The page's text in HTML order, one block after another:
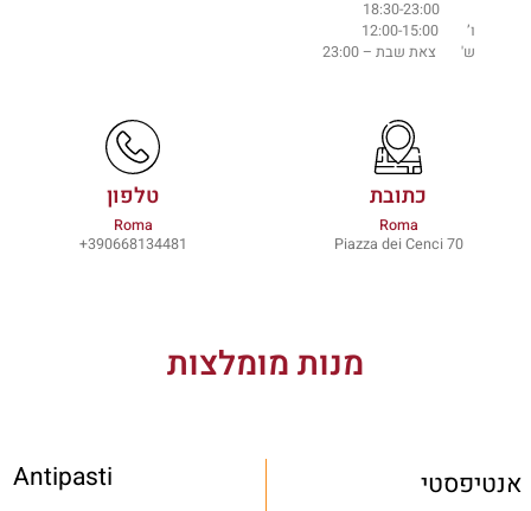
ו’ 12:00-15:00
ש' צאת שבת – 23:00
כתובת
Roma
Piazza dei Cenci 70
טלפון
Roma
390668134481+
מנות מומלצות
אנטיפסטי
Antipasti